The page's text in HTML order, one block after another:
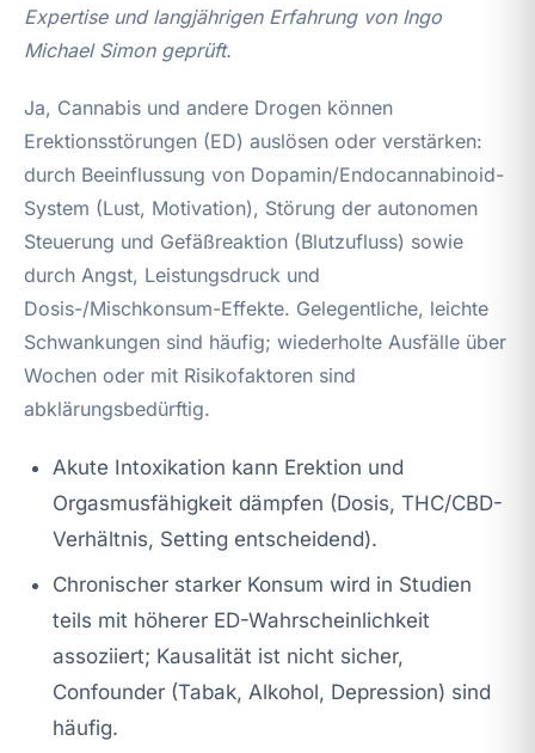
Expertise und langjährigen Erfahrung von Ingo
Michael Simon geprüft.
Ja, Cannabis und andere Drogen können
Erektionsstörungen (ED) auslösen oder verstärken:
durch Beeinflussung von Dopamin/Endocannabinoid-
System (Lust, Motivation), Störung der autonomen
Steuerung und Gefäßreaktion (Blutzufluss) sowie
durch Angst, Leistungsdruck und
Dosis-/Mischkonsum-Effekte. Gelegentliche, leichte
Schwankungen sind häufig; wiederholte Ausfälle über
Wochen oder mit Risikofaktoren sind
abklärungsbedürftig.
Akute Intoxikation kann Erektion und
Orgasmusfähigkeit dämpfen (Dosis, THC/CBD-
Verhältnis, Setting entscheidend).
Chronischer starker Konsum wird in Studien
teils mit höherer ED-Wahrscheinlichkeit
assoziiert; Kausalität ist nicht sicher,
Confounder (Tabak, Alkohol, Depression) sind
häufig.